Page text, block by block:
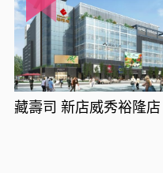
藏壽司 新店威秀裕隆店